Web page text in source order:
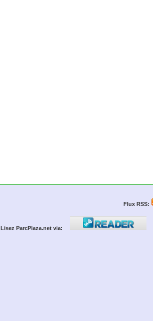
Flux RSS:
Lisez ParcPlaza.net via: